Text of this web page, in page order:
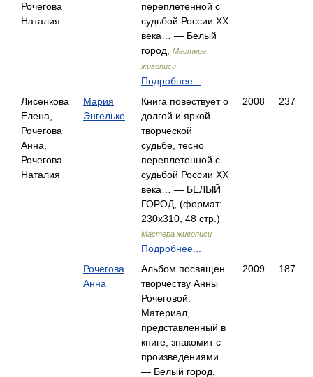
Рочегова
Наталия
переплетенной с
судьбой России ХХ
века… — Белый
город,
Мастера
живописи
Подробнее...
Лисенкова
Елена,
Рочегова
Анна,
Рочегова
Наталия
Мария
Энгельке
Книга повествует о
долгой и яркой
творческой
судьбе, тесно
переплетенной с
судьбой России ХХ
века… — БЕЛЫЙ
ГОРОД, (формат:
230x310, 48 стр.)
Мастера живописи
Подробнее...
2008 237
Рочегова
Анна
Альбом посвящен
творчеству Анны
Рочеговой.
Материал,
представленный в
книге, знакомит с
произведениями…
— Белый город,
2009 187